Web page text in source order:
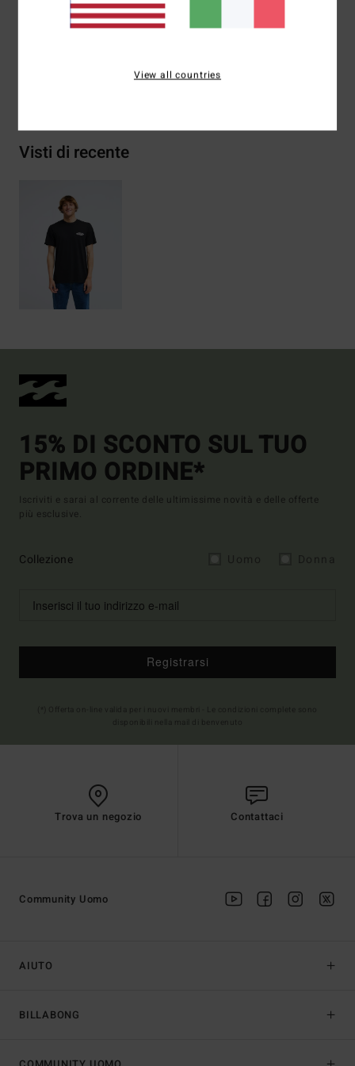
Composizione[Tessuto principale] 70% cotone, 30%
cotone riciclato
Visti di recente
15% DI SCONTO SUL TUO
PRIMO ORDINE*
Iscriviti e sarai al corrente delle ultimissime novità e delle offerte
più esclusive.
Collezione
Registrarsi
Trova un negozio Contattaci
AIUTO
BILLABONG
Community Uomo
View all countries